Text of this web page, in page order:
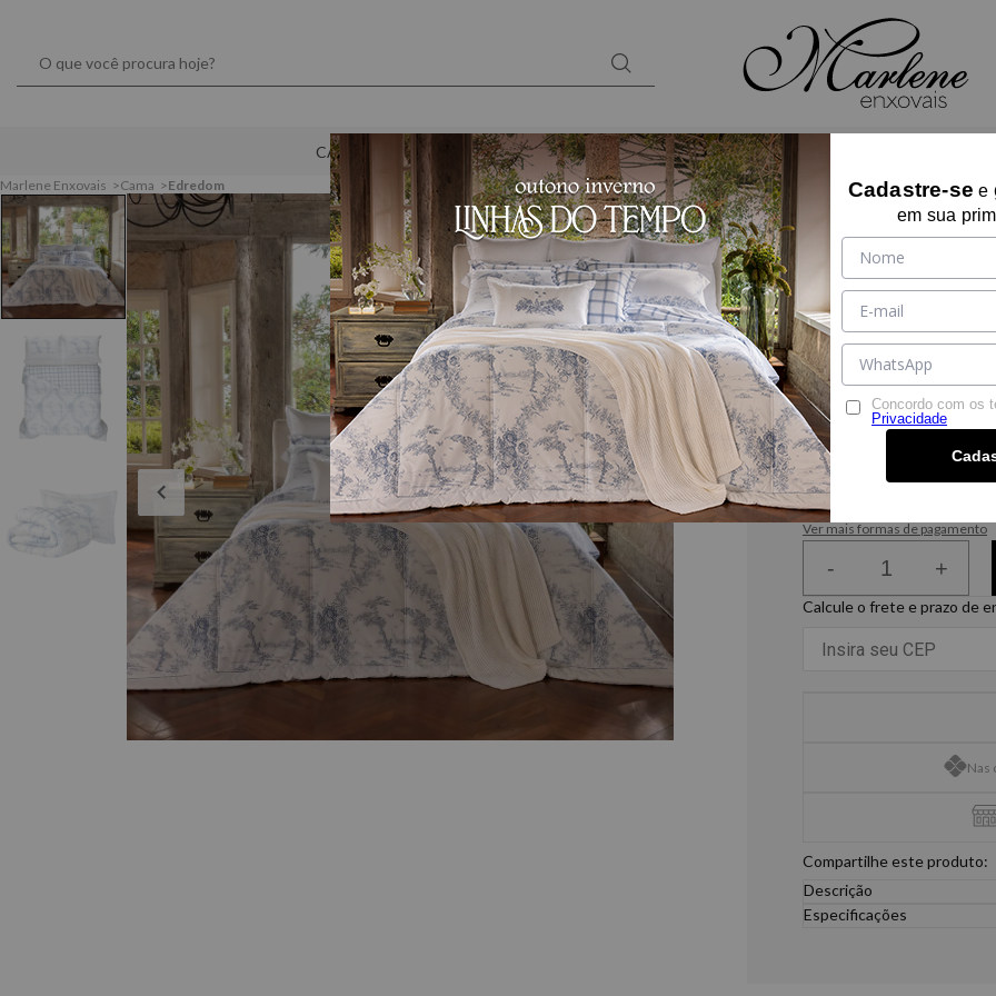
CAMA MESA BANHO KIDS PRESENTES
Marlene Enxovais Cama Edredom
SUMMER
17898
Tamanho:
Solteiro King QUEEN SIZE
Cor: UNICA
Por: R$ 889,90
ou6
R$ 845,40 à vista no PIX
Ver mais formas de pagamento
- +
Calcule o frete e prazo de
Nas
Compartilhe este produto:
Descrição
O Summer Comforter 300
Especificações
Cadastre-se e
em sua
Concordo com os
Privacidade